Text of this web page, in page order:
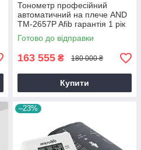
Тонометр професійний
автоматичний на плече AND
TM-2657P Afib гарантія 1 рік
Готово до відправки
163 555 ₴ 180 000 ₴
Купити
–23%